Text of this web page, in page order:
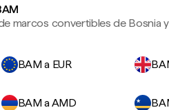
marcos convertibles de Bosnia
BAM a EUR
BAM a AMD